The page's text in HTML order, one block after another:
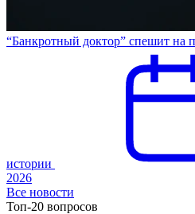
“Банкротный доктор” спешит на
истории
2026
Все новости
Топ-20 вопросов